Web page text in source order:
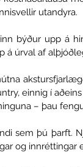
utandyra.
býður upp á
á úrval af
einnig í
– þau
sem þú þarft.
og innréttingar